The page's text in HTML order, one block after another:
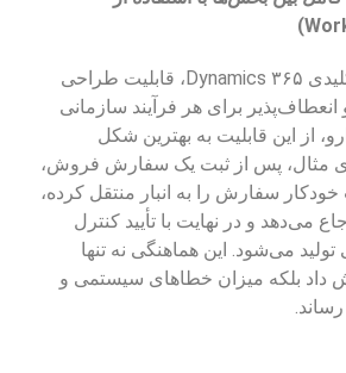
یکی از ویژگی‌های کلیدی Dynamics ۳۶۵، قابلیت طراحی
برای هر فرآیند سازمانی
از این قابلیت به بهترین شکل
مثال، پس از ثبت یک سفارش فروش،
سفارش را به انبار منتقل کرده،
می‌دهد و در نهایت با تأیید کنترل
تولید می‌شود. این هماهنگی نه تنها
داد بلکه میزان خطاهای سیستمی و